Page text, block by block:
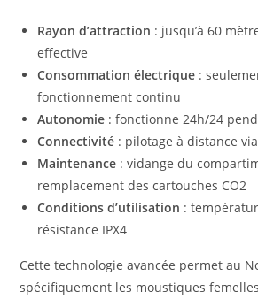
Rayon d’attraction : jusqu’à 60
effective
Consommation électrique :
fonctionnement continu
Autonomie : fonctionne 24h/24
Connectivité : pilotage à distance
Maintenance : vidange du
remplacement des cartouches CO2
Conditions d’utilisation :
résistance IPX4
Cette technologie avancée permet au
spécifiquement les moustiques